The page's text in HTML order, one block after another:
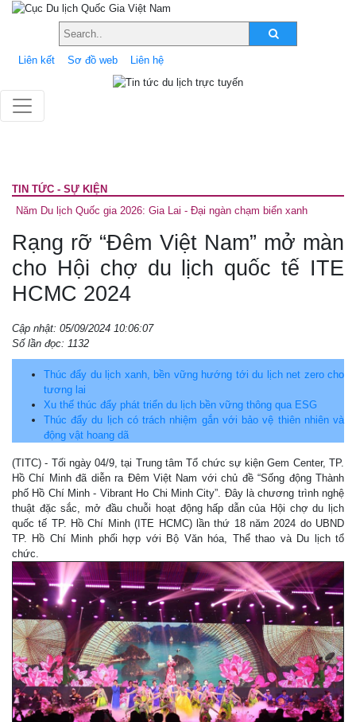
Liên kết Sơ đồ web Liên hệ
TIN TỨC - SỰ KIỆN
Năm Du lịch Quốc gia 2026: Gia Lai - Đại ngàn chạm biển xanh
Rạng rỡ “Đêm Việt Nam” mở màn
cho Hội chợ du lịch quốc tế ITE
HCMC 2024
Cập nhật: 05/09/2024 10:06:07
Số lần đọc: 1132
Thúc đẩy du lịch xanh, bền vững hướng tới du lịch net zero cho
tương lai
Xu thế thúc đẩy phát triển du lịch bền vững thông qua ESG
Thúc đẩy du lịch có trách nhiệm gắn với bảo vệ thiên nhiên và
động vật hoang dã
(TITC) - Tối ngày 04/9, tại Trung tâm Tổ chức sự kiện Gem Center, TP.
Hồ Chí Minh đã diễn ra Đêm Việt Nam với chủ đề “Sống động Thành
phố Hồ Chí Minh - Vibrant Ho Chi Minh City”. Đây là chương trình nghệ
thuật đặc sắc, mở đầu chuỗi hoạt động hấp dẫn của Hội chợ du lịch
quốc tế TP. Hồ Chí Minh (ITE HCMC) lần thứ 18 năm 2024 do UBND
TP. Hồ Chí Minh phối hợp với Bộ Văn hóa, Thể thao và Du lịch tổ
chức.